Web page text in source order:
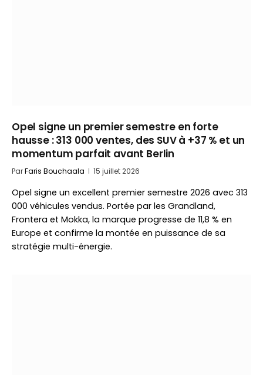
Opel signe un premier semestre en forte
hausse : 313 000 ventes, des SUV à +37 % et un
momentum parfait avant Berlin
ParFaris Bouchaala 15 juillet 2026
Opel signe un excellent premier semestre 2026 avec 313
000 véhicules vendus. Portée par les Grandland,
Frontera et Mokka, la marque progresse de 11,8 % en
Europe et confirme la montée en puissance de sa
stratégie multi-énergie.